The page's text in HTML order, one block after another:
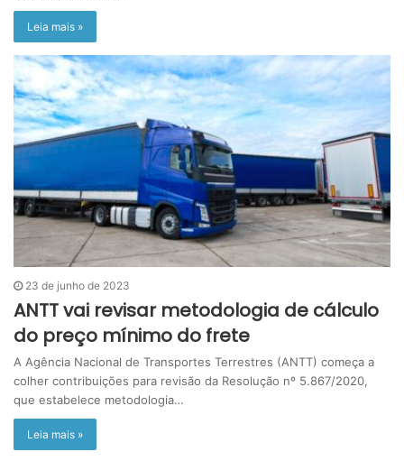
Leia mais »
23 de junho de 2023
ANTT vai revisar metodologia de cálculo
do preço mínimo do frete
A Agência Nacional de Transportes Terrestres (ANTT) começa a
colher contribuições para revisão da Resolução nº 5.867/2020,
que estabelece metodologia…
Leia mais »